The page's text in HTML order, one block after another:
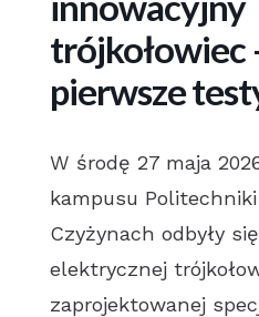
trójkołowiec
pierwsze
W środę 27 maja
kampusu
Czyżynach odbyły
elektrycznej
zaprojektowanej